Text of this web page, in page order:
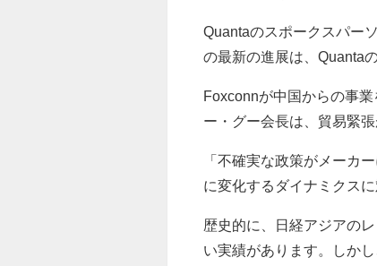
Quantaのスポークスパー
の最新の進展は、Quanta
Foxconnが中国からの事
ー・グー会長は、貿易緊
「不確実な政策がメーカ
に変化するダイナミクス
歴史的に、日経アジアの
い実績があります。しか